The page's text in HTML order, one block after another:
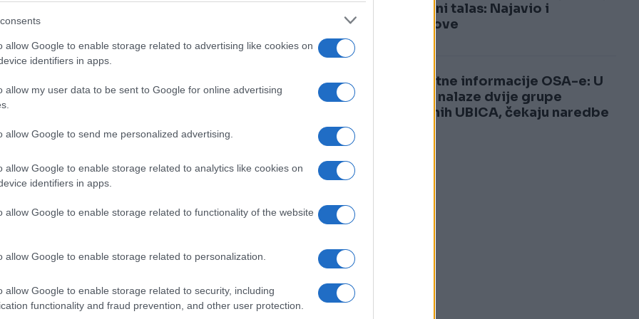
allow Google to enable storage related to advertising like cookies on
identifiers in apps.
allow my user data to be sent to Google for online advertising
allow Google to send me personalized advertising.
allow Google to enable storage related to analytics like cookies on
identifiers in apps.
allow Google to enable storage related to functionality of the website
allow Google to enable storage related to personalization.
allow Google to enable storage related to security, including
functionality and fraud prevention, and other user protection.
izvora za građane Bosne i Hercegovine, ali
imaju novi energetski izvor, ali sve oko tog
ne ulijeva povjerenje“, kazao je.
pružila dokaze da ima kapacitete za
je AAFS LLC kompanija sposobna odraditi
do sada dobila“, naveo je Puljić, dodajući da
sektoru te da nisu predstavljena imena
toplotni talas: Najavio i
pljuskove
4
Šokantne informacije OSA-e: U
BiH se nalaze dvije grupe
plaćenih UBICA, čekaju naredbe